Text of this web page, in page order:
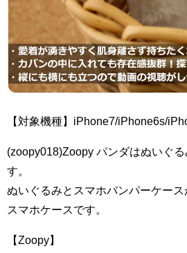
【対象機種】iPhone7/iPhone6s/
(zoopy018)Zoopy パンダはぬいぐ
す。
ぬいぐるみとスマホバンパーケー
スマホケースです。
【Zoopy】